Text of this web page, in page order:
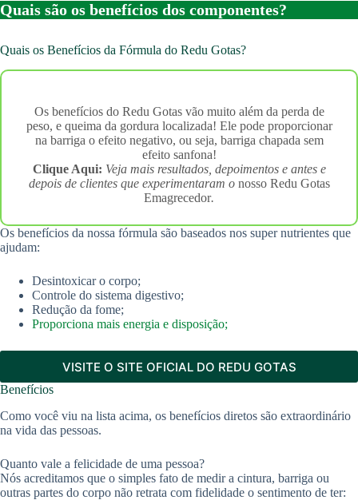
Quais são os benefícios dos componentes?
Quais os Benefícios da Fórmula do Redu Gotas?
Os benefícios do Redu Gotas vão muito além da perda de
peso, e queima da gordura localizada! Ele pode proporcionar
na barriga o efeito negativo, ou seja, barriga chapada sem
efeito sanfona!
Clique Aqui: Veja mais resultados, depoimentos e antes e
depois de clientes que experimentaram o nosso Redu Gotas
Emagrecedor.
Os benefícios da nossa fórmula são baseados nos super nutrientes que
ajudam:
Desintoxicar o corpo;
Controle do sistema digestivo;
Redução da fome;
Proporciona mais energia e disposição;
VISITE O SITE OFICIAL DO REDU GOTAS
Benefícios
Como você viu na lista acima, os benefícios diretos são extraordinário
na vida das pessoas.
Quanto vale a felicidade de uma pessoa?
Nós acreditamos que o simples fato de medir a cintura, barriga ou
outras partes do corpo não retrata com fidelidade o sentimento de ter: